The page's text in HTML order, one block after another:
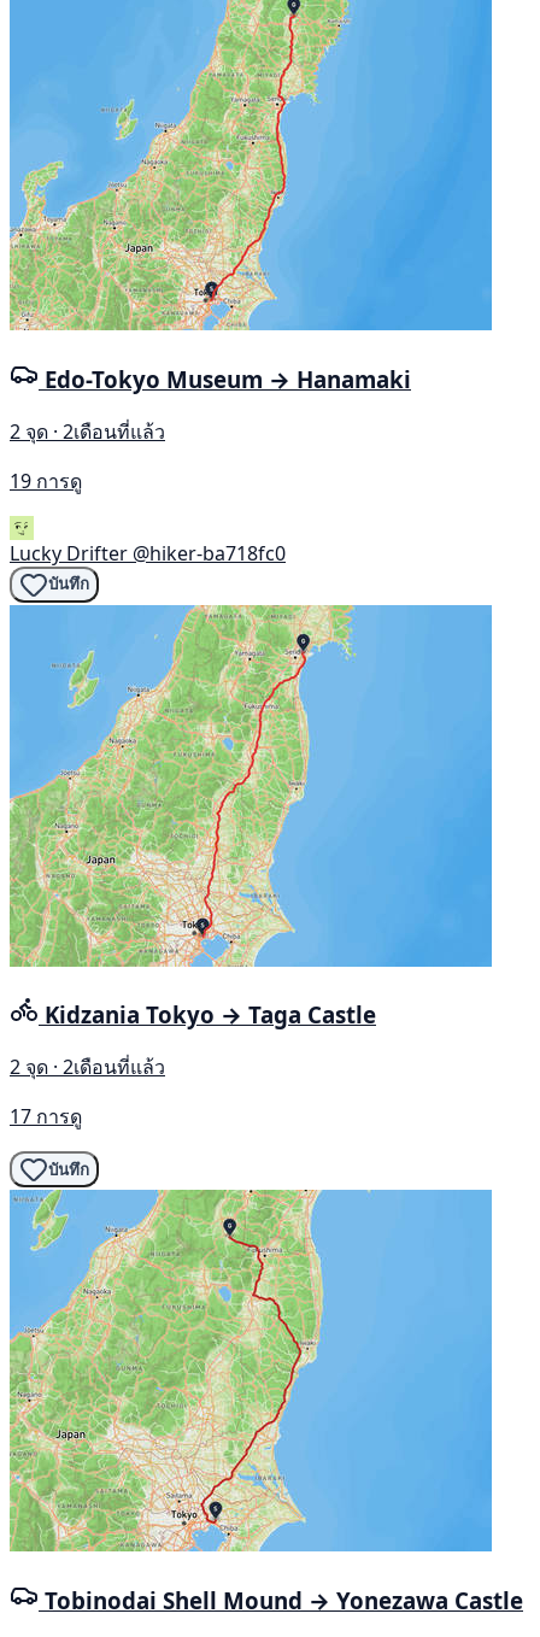
Edo-Tokyo Museum → Hanamaki
2 จุด · 2เดือนที่แล้ว
19 การดู
Lucky Drifter @hiker-ba718fc0
บันทึก
Kidzania Tokyo → Taga Castle
2 จุด · 2เดือนที่แล้ว
17 การดู
บันทึก
Tobinodai Shell Mound → Yonezawa Castle